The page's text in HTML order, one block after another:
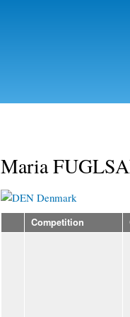
Maria
Denmark
Competition